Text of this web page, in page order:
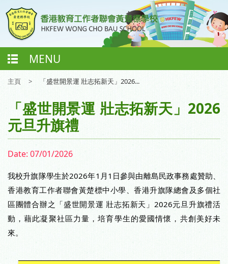
MENU
主頁 > 「盛世開景運 壯志拓新天」2026...
「盛世開景運 壯志拓新天」2026
元旦升旗禮
Date: 07/01/2026
我校升旗隊學生於2026年1月1日參與由離島民政事務處贊助、
香港教育工作者聯會黃楚標中小學、香港升旗隊總會及多個社
區團體合辦之「盛世開景運 壯志拓新天」2026元旦升旗禮活
動，藉此凝聚社區力量，培育學生的愛國情懷，共創美好未
來。